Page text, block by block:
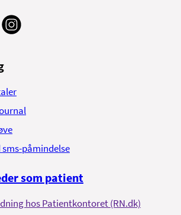
påmindelse
som patient
hos Patientkontoret (RN.dk)